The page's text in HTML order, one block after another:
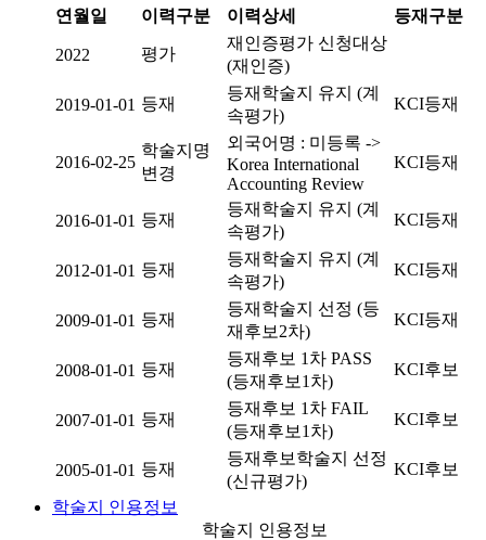
연월일
이력구분 이력상세 등재구분
2022 평가
재인증평가 신청대상
(재인증)
2019-01-01 등재
등재학술지 유지 (계
속평가)
KCI등재
2016-02-25
학술지명
변경
외국어명 : 미등록 ->
Korea International
Accounting Review
KCI등재
2016-01-01 등재
등재학술지 유지 (계
속평가)
KCI등재
2012-01-01 등재
등재학술지 유지 (계
속평가)
KCI등재
2009-01-01 등재
등재학술지 선정 (등
재후보2차)
KCI등재
2008-01-01 등재
등재후보 1차 PASS
(등재후보1차)
KCI후보
2007-01-01 등재
등재후보 1차 FAIL
(등재후보1차)
KCI후보
2005-01-01 등재
등재후보학술지 선정
(신규평가)
KCI후보
학술지 인용정보
학술지 인용정보